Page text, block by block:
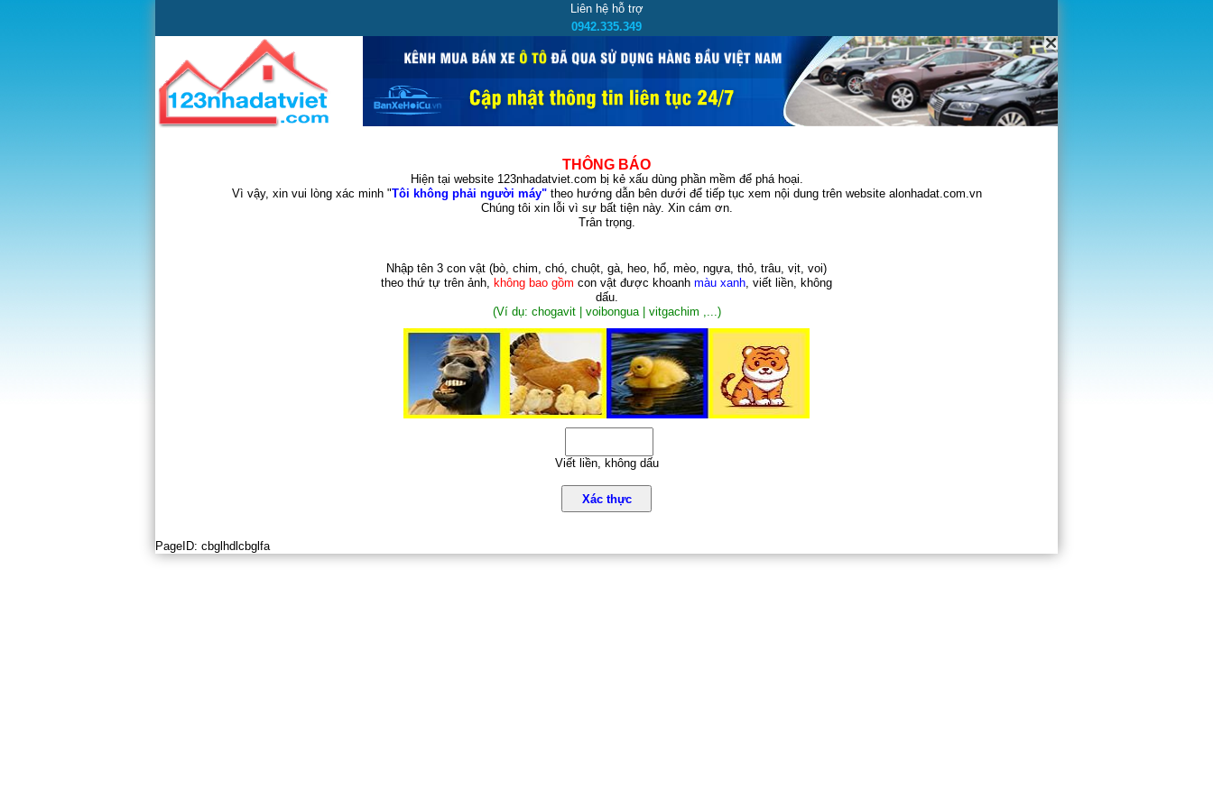
Liên hệ hỗ trợ
0942.335.349
THÔNG BÁO
Hiện tại website 123nhadatviet.com bị kẻ xấu dùng phần mềm để phá hoại.
Vì vậy, xin vui lòng xác minh "Tôi không phải người máy"theo hướng dẫn bên dưới để tiếp tục xem nội dung trên website alonhadat.com.vn
Chúng tôi xin lỗi vì sự bất tiện này. Xin cám ơn.
Trân trọng.
Nhập tên 3 con vật (bò, chim, chó, chuột, gà, heo, hổ, mèo, ngựa, thỏ, trâu, vịt, voi)
theo thứ tự trên ảnh, không bao gồm con vật được khoanh màu xanh, viết liền, không
dấu.
(Ví dụ: chogavit | voibongua | vitgachim ,...)
Viết liền, không dấu
Xác thực
PageID: cbglhdlcbglfa